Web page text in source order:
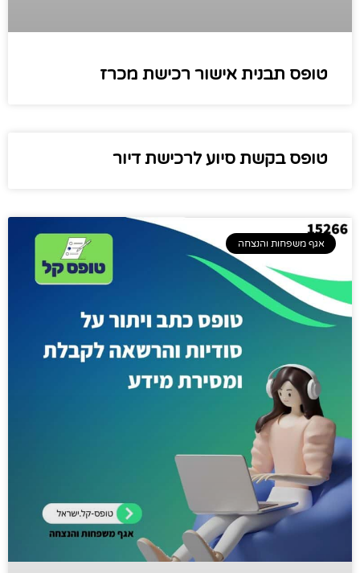
טופס תבנית אישור רכישת מכרז
טופס בקשת סיוע לרכישת דיור
אגף משפחות והנצחה